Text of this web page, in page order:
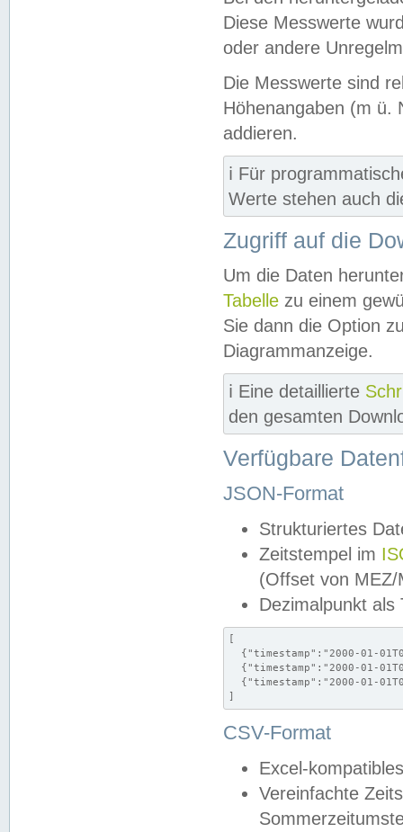
Diese Messwerte
oder andere
Die Messwerte sind
Höhenangaben (m ü.
addieren.
ℹ️ Für
Werte stehen auch
Zugriff auf die
Um die Daten
Tabelle zu einem
Sie dann die Option
Diagrammanzeige.
ℹ️ Eine detaillierte
den gesamten
Verfügbare
JSON-Format
Strukturiertes
Zeitstempel im
(Offset von MEZ/
Dezimalpunkt als
[
{"timestamp":"2000-01-
{"timestamp":"2000-01-
{"timestamp":"2000-01-
]
CSV-Format
Excel-
Vereinfachte